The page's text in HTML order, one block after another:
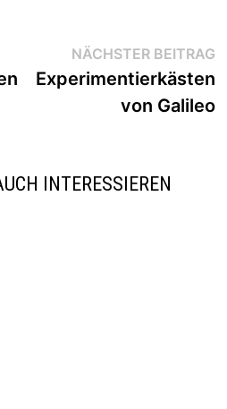
NÄCHSTER BEITRAG
Experimentierkästen
von Galileo
INTERESSIEREN